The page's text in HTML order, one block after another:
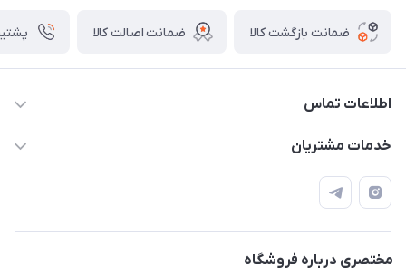
ضمانت بازگشت کالا ضمانت اصالت کالا
اطلاعات تماس
خدمات مشتریان
📝 قوانین و مقررات
📖 راهنما
مختصری درباره فروشگاه